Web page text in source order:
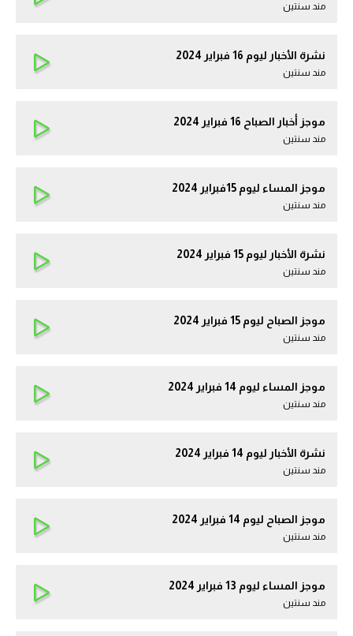
مند سنتين
نشرة الأخبار ليوم 16 فبراير 2024
مند سنتين
موجز أخبار الصباح 16 فبراير 2024
مند سنتين
موجز المساء ليوم 15فبراير 2024
مند سنتين
نشرة الأخبار ليوم 15 فبراير 2024
مند سنتين
موجز الصباح ليوم 15 فبراير 2024
مند سنتين
موجز المساء ليوم 14 فبراير 2024
مند سنتين
نشرة الأخبار ليوم 14 فبراير 2024
مند سنتين
موجز الصباح ليوم 14 فبراير 2024
مند سنتين
موجز المساء ليوم 13 فبراير 2024
مند سنتين